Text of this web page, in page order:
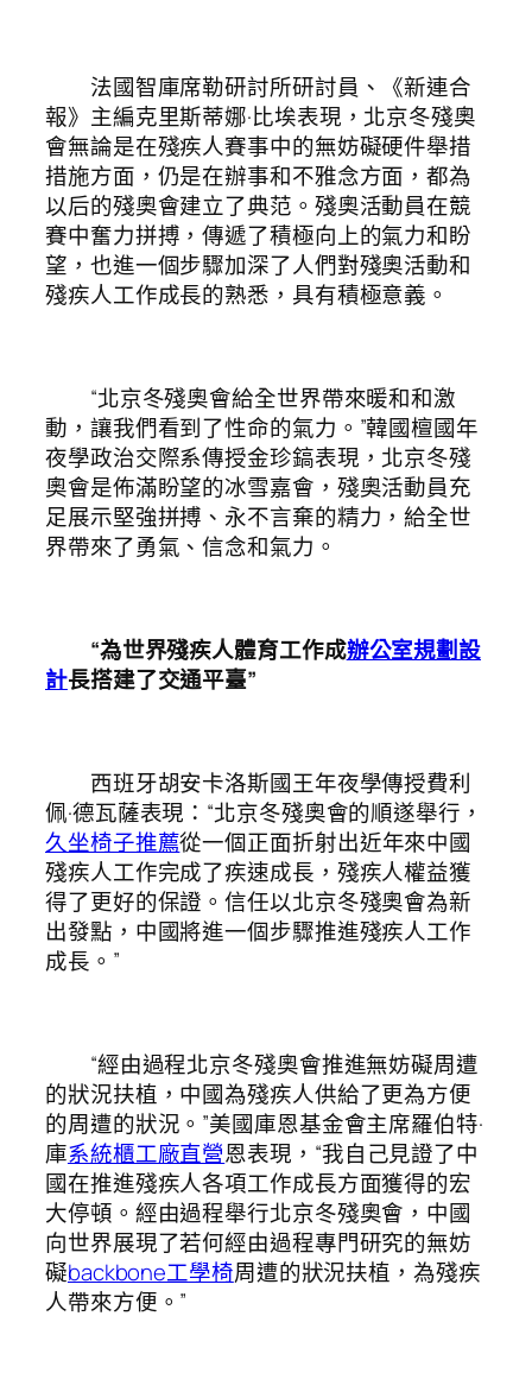
法國智庫席勒研討所研討員、《新連合
報》主編克里斯蒂娜·比埃表現，北京冬殘奧
會無論是在殘疾人賽事中的無妨礙硬件舉措
措施方面，仍是在辦事和不雅念方面，都為
以后的殘奧會建立了典范。殘奧活動員在競
賽中奮力拼搏，傳遞了積極向上的氣力和盼
望，也進一個步驟加深了人們對殘奧活動和
殘疾人工作成長的熟悉，具有積極意義。
“北京冬殘奧會給全世界帶來暖和和激
動，讓我們看到了性命的氣力。”韓國檀國年
夜學政治交際系傳授金珍鎬表現，北京冬殘
奧會是佈滿盼望的冰雪嘉會，殘奧活動員充
足展示堅強拼搏、永不言棄的精力，給全世
界帶來了勇氣、信念和氣力。
“為世界殘疾人體育工作成辦公室規劃設
計長搭建了交通平臺”
西班牙胡安卡洛斯國王年夜學傳授費利
佩·德瓦薩表現：“北京冬殘奧會的順遂舉行，
久坐椅子推薦從一個正面折射出近年來中國
殘疾人工作完成了疾速成長，殘疾人權益獲
得了更好的保證。信任以北京冬殘奧會為新
出發點，中國將進一個步驟推進殘疾人工作
成長。”
“經由過程北京冬殘奧會推進無妨礙周遭
的狀況扶植，中國為殘疾人供給了更為方便
的周遭的狀況。”美國庫恩基金會主席羅伯特·
庫系統櫃工廠直營恩表現，“我自己見證了中
國在推進殘疾人各項工作成長方面獲得的宏
大停頓。經由過程舉行北京冬殘奧會，中國
向世界展現了若何經由過程專門研究的無妨
礙backbone工學椅周遭的狀況扶植，為殘疾
人帶來方便。”